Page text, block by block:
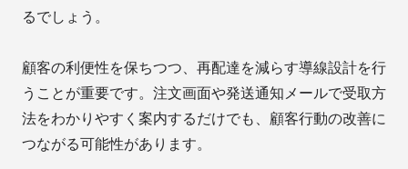
るでしょう。
顧客の利便性を保ちつつ、再配達を減らす導線設計を行
うことが重要です。注文画面や発送通知メールで受取方
法をわかりやすく案内するだけでも、顧客行動の改善に
つながる可能性があります。